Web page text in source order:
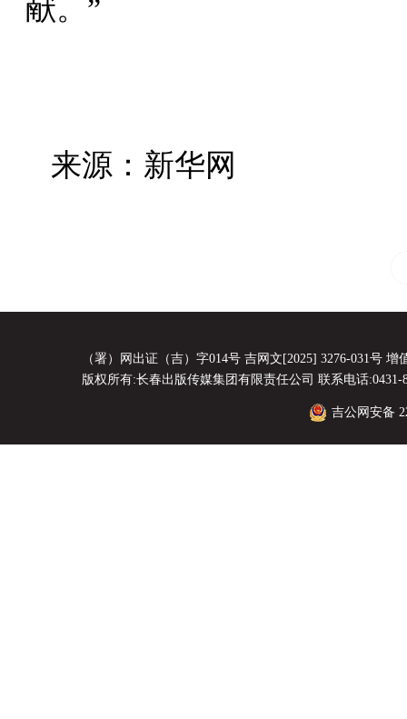
献。”
来源：新华网
（署）网出证（吉）字014号 吉网文[2025] 3276-031号
版权所有:长春出版传媒集团有限责任公司 联系电话:0431-
吉公网安备